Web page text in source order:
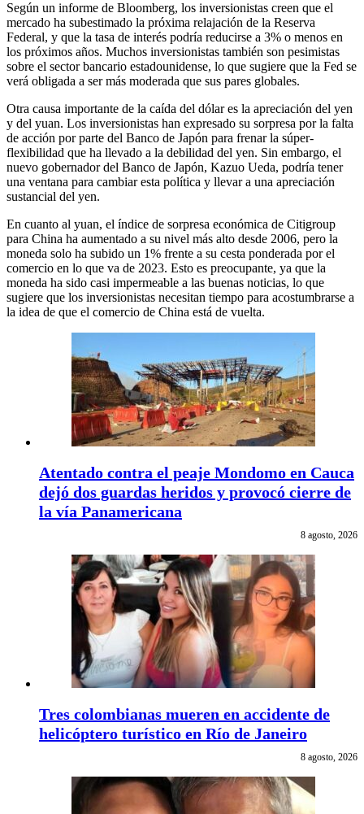
Según un informe de Bloomberg, los inversionistas creen que el
mercado ha subestimado la próxima relajación de la Reserva
Federal, y que la tasa de interés podría reducirse a 3% o menos en
los próximos años. Muchos inversionistas también son pesimistas
sobre el sector bancario estadounidense, lo que sugiere que la Fed se
verá obligada a ser más moderada que sus pares globales.
Otra causa importante de la caída del dólar es la apreciación del yen
y del yuan. Los inversionistas han expresado su sorpresa por la falta
de acción por parte del Banco de Japón para frenar la súper-
flexibilidad que ha llevado a la debilidad del yen. Sin embargo, el
nuevo gobernador del Banco de Japón, Kazuo Ueda, podría tener
una ventana para cambiar esta política y llevar a una apreciación
sustancial del yen.
En cuanto al yuan, el índice de sorpresa económica de Citigroup
para China ha aumentado a su nivel más alto desde 2006, pero la
moneda solo ha subido un 1% frente a su cesta ponderada por el
comercio en lo que va de 2023. Esto es preocupante, ya que la
moneda ha sido casi impermeable a las buenas noticias, lo que
sugiere que los inversionistas necesitan tiempo para acostumbrarse a
la idea de que el comercio de China está de vuelta.
Atentado contra el peaje Mondomo en Cauca
dejó dos guardas heridos y provocó cierre de
la vía Panamericana
8 agosto, 2026
Tres colombianas mueren en accidente de
helicóptero turístico en Río de Janeiro
8 agosto, 2026